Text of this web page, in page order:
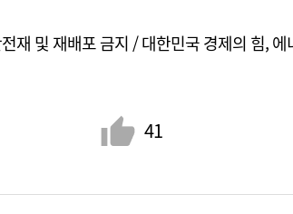
재 및 재배포 금지 / 대한민국 경제의 힘, 에
41